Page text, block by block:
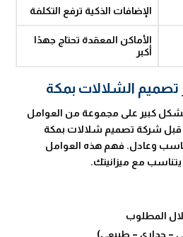
الإضافات الذكية ترفع التكلفة
الأماكن المعقدة تحتاج جهدًا
أكبر
الشلالات بمكة
كبير على مجموعة من العوامل
قبل شركة تصميم شلالات بمكة
وعادل. فهم هذه العوامل
مع ميزانيتك.
المطلوب
– جداري – طبيعي)